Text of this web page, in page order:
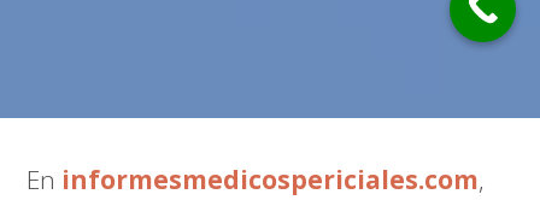
En informesmedicospericiales.com,